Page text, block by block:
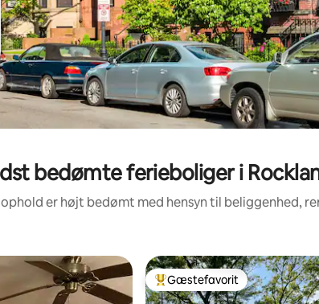
bedømte ferieboliger i
er højt bedømt med hensyn til beliggenhed,
Bedste gæstefavorit
Gæstefavorit